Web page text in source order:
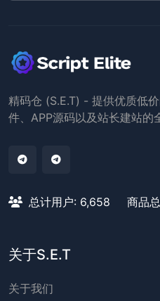
精码仓 (S.E.T) - 提供优质低
件、APP源码以及站长建站的
总计用户: 6,658 商品
关于S.E.T
关于我们